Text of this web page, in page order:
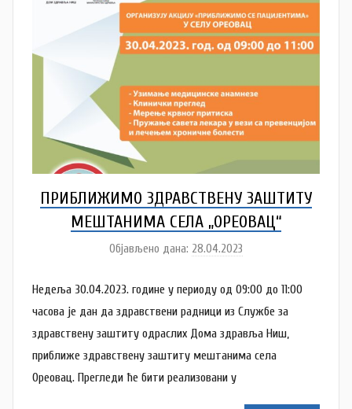
a
n
o
a
ПРИБЛИЖИМО ЗДРАВСТВЕНУ ЗАШТИТУ
МЕШТАНИМА СЕЛА „ОРЕОВАЦ“
Објављено дана: 28.04.2023
т
о
р
N
Недеља 30.04.2023. године у периоду од 09:00 до 11:00
часова је дан да здравствени радници из Службе за
здравствену заштиту одраслих Дома здравља Ниш,
приближе здравствену заштиту мештанима села
Ореовац. Прегледи ће бити реализовани у